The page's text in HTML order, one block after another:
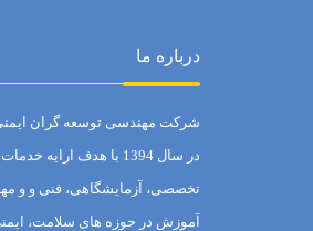
درباره ما
شرکت مهندسی توسعه گران ایمنی
در سال 1394 با هدف ارایه خدمات
تخصصی، آزمایشگاهی، فنی و و
آموزش در حوزه های سلامت،